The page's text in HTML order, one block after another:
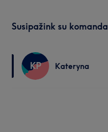
Susipažink su komanda
KP Kateryna